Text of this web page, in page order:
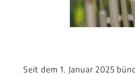
Seit dem 1. Januar 2025